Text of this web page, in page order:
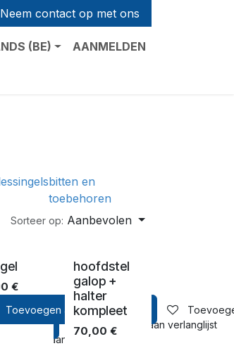
Neem contact op met ons
(BE)
AANMELDEN
singelsbitten en
toebehoren
Sorteer op: Aanbevolen
aan verlanglijst
Toevoegen aan verlanglijst
€
Toevoegen aan winkelmandje
hoofdstel
galop +
halter
kompleet
70,00 €